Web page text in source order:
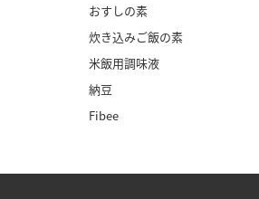
おすしの素
炊き込みご飯の素
米飯用調味液
納豆
Fibee